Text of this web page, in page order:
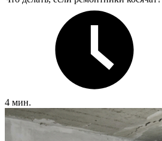
4 мин.